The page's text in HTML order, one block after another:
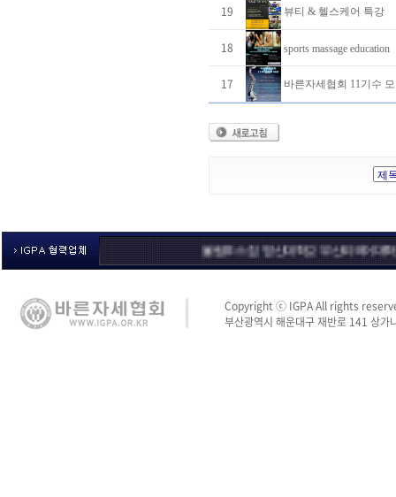
19 뷰티 & 헬스케어 특강
18 sports massage education
17 바른자세협회 11기수
올림푸스 짐 영산대학교 부산외국어대학교 체육
Copyright ⓒ IGPA All rights
부산광역시 해운대구 재반로 141 상